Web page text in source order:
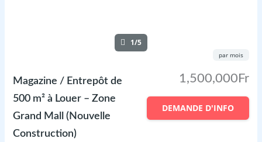
1/5
Magazine / Entrepôt de
500 m² à Louer – Zone
Grand Mall (Nouvelle
Construction)
1,500,000Fr
par mois
DEMANDE D'INFO